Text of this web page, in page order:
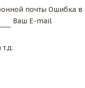
почты Ошибка в
Ваш E-mail